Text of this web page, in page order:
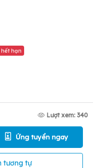
hạn
Lượt xem: 340
Ứng tuyển ngay
tương tự